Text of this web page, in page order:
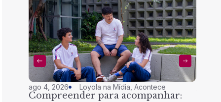
ago 4, 2026 Loyola na Mídia ,Acontece
Compreender para acompanhar: